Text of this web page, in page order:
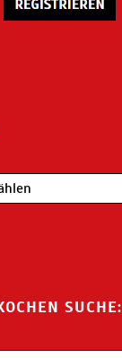
SUCHE: